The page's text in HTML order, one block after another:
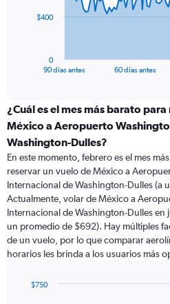
The
categories.
Range:
categories.
The
chart
has
1
Y
axis
displaying
values.
to
90 días antes 60 días antes
0
$400
¿Cuál es el mes más barato
México a Aeropuerto
Washington-Dulles?
En este momento, febrero es el mes
reservar un vuelo de México a
Internacional de Washington-Dulles (a
Actualmente, volar de México a
Internacional de Washington-Dulles en
un promedio de $692). Hay múltiples
de un vuelo, por lo que comparar
horarios les brinda a los usuarios más
$750